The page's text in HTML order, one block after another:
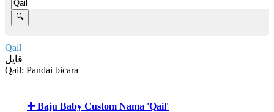
Qail
قايل
Qail: Pandai bicara
✚ Baju Baby Custom Nama 'Qail'